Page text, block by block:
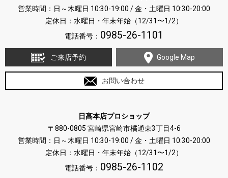
営業時間：日～木曜日 10:30-19:00 / 金・土曜日 10:30-20:00
定休日：水曜日・年末年始（12/31〜1/2）
電話番号： 0985-26-1101
ご来店予約 Google Map
お問い合わせ
日髙本店プロショップ
〒880-0805 宮崎県宮崎市橘通東3丁目4-6
営業時間：日～木曜日 10:30-19:00 / 金・土曜日 10:30-20:00
定休日：水曜日・年末年始（12/31〜1/2）
電話番号： 0985-26-1102